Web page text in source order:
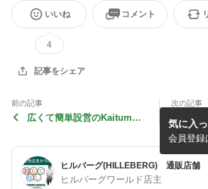
いいね
4
コメント
記事をシェア
前の記事
広くて簡単設営のKaitum
次の記事
超軽量
ヤン）
ヒルバーグワールド店主
気に入
会員登録